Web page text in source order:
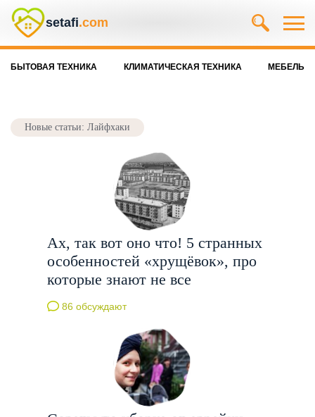
setafi.com
БЫТОВАЯ ТЕХНИКА КЛИМАТИЧЕСКАЯ ТЕХНИКА МЕБЕЛЬ
Новые статьи: Лайфхаки
Ах, так вот оно что! 5 странных
особенностей «хрущёвок», про
которые знают не все
86 обсуждают